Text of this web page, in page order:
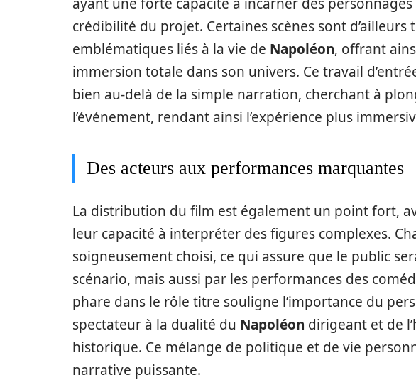
crédibilité du projet. Certaines scènes sont d’ailleurs
emblématiques liés à la vie de Napoléon, offrant
immersion totale dans son univers. Ce travail
bien au-delà de la simple narration, cherchant à
l’événement, rendant ainsi l’expérience plus
Des acteurs aux performances marquantes
La distribution du film est également un point fort,
leur capacité à interpréter des figures complexes.
soigneusement choisi, ce qui assure que le public
scénario, mais aussi par les performances des
phare dans le rôle titre souligne l’importance du
spectateur à la dualité du Napoléon dirigeant et de
historique. Ce mélange de politique et de vie
narrative puissante.